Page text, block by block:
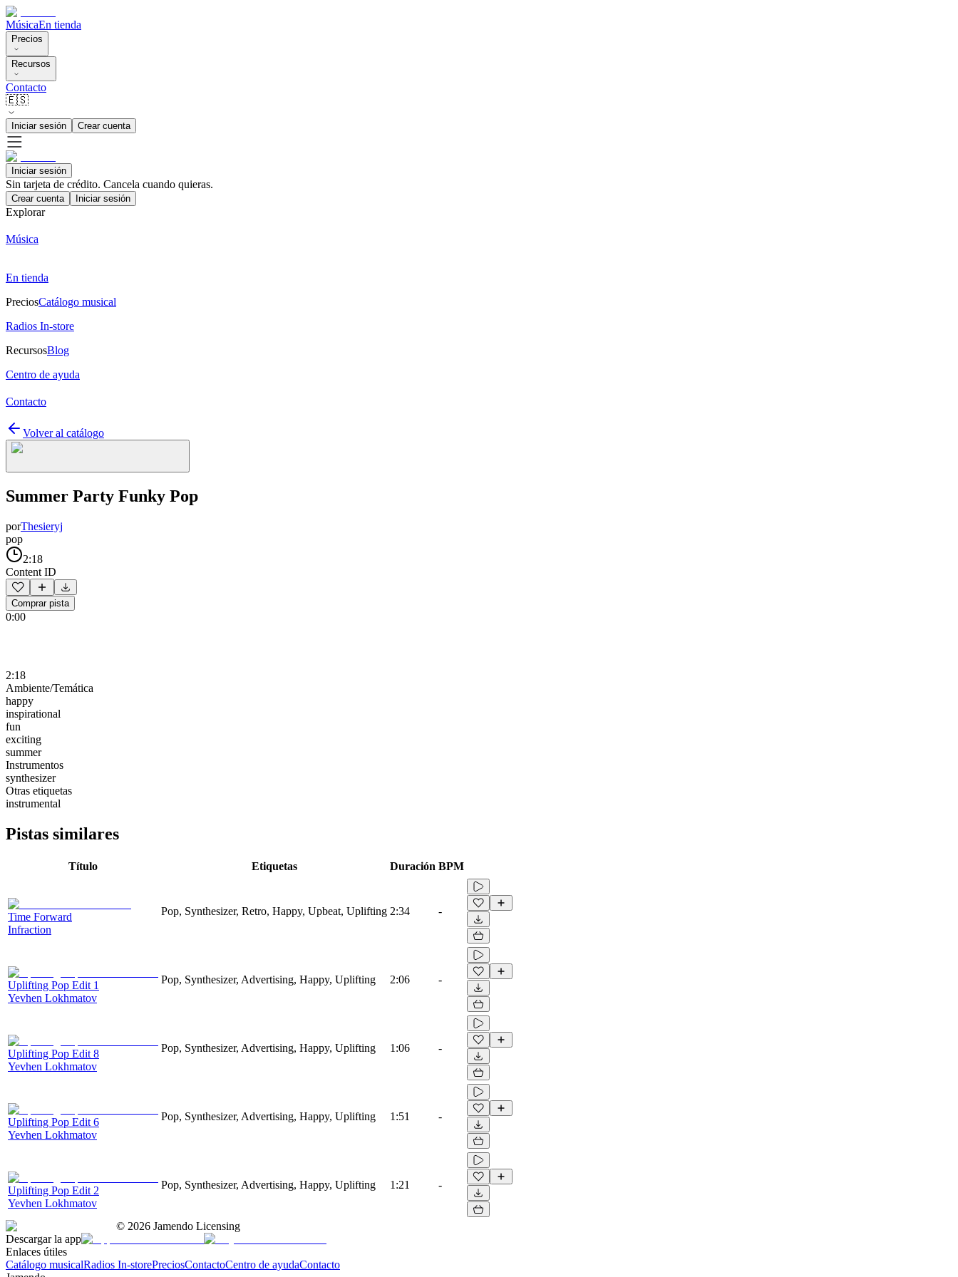
MúsicaEn tienda
Precios
Recursos
Contacto
🇪🇸
Iniciar sesión Crear cuenta
Iniciar sesión
Sin tarjeta de crédito. Cancela cuando quieras.
Crear cuenta Iniciar sesión
Explorar
Música
En tienda
PreciosCatálogo musical
Radios In-store
RecursosBlog
Centro de ayuda
Contacto
Volver al catálogo
Summer Party Funky Pop
porThesieryj
pop
2:18
Content ID
Comprar pista
0:00
2:18
Ambiente/Temática
happy
inspirational
fun
exciting
summer
Instrumentos
synthesizer
Otras etiquetas
instrumental
Pistas similares
Título Etiquetas Duración BPM
Time Forward
Infraction
Pop, Synthesizer, Retro, Happy, Upbeat, Uplifting 2:34 -
Uplifting Pop Edit 1
Yevhen Lokhmatov
Pop, Synthesizer, Advertising, Happy, Uplifting 2:06 -
Uplifting Pop Edit 8
Yevhen Lokhmatov
Pop, Synthesizer, Advertising, Happy, Uplifting 1:06 -
Uplifting Pop Edit 6
Yevhen Lokhmatov
Pop, Synthesizer, Advertising, Happy, Uplifting 1:51 -
Uplifting Pop Edit 2
Yevhen Lokhmatov
Pop, Synthesizer, Advertising, Happy, Uplifting 1:21 -
© 2026 Jamendo Licensing
Descargar la app
Enlaces útiles
Catálogo musicalRadios In-storePreciosContactoCentro de ayudaContacto